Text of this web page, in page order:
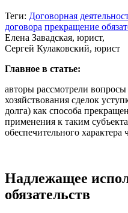
Теги: Договорная
договора прекращение
Елена Завадская, юрист,
Сергей Кулаковский, юрист
Главное в статье:
авторы рассмотрели
хозяйствования сделок
долга) как способа
применения к таким
обеспечительного
Надлежащее
обязательств